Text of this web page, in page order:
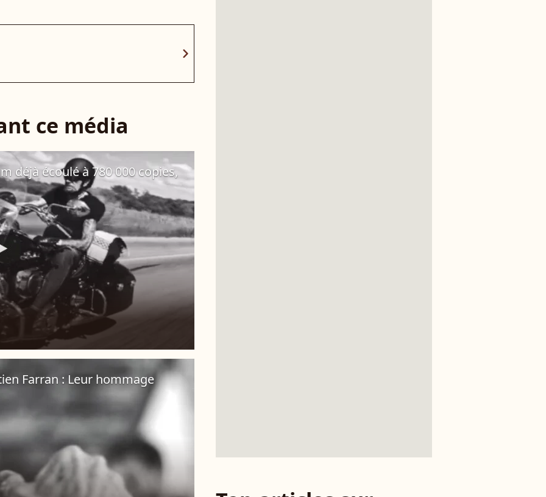
chevron_right
ce média
déjà écoulé à 780 000 copies,
Farran : Leur hommage